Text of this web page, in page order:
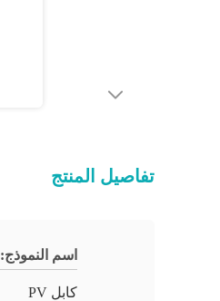
تفاصيل المنتج
اسم النموذج:
كابل PV